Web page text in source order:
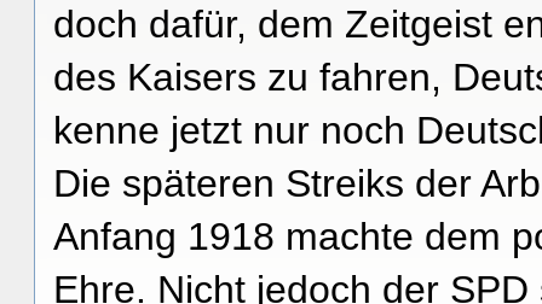
doch dafür, dem Zeitgeist
des Kaisers zu fahren,
kenne jetzt nur noch
Die späteren Streiks der
Anfang 1918 machte dem
Ehre. Nicht jedoch der